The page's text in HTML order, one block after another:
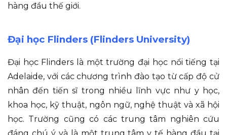
hàng đầu thế giới.
Đại học Flinders (Flinders University)
Đại học Flinders là một trường đại học nổi tiếng tại
Adelaide, với các chương trình đào tạo từ cấp độ cử
nhân đến tiến sĩ trong nhiều lĩnh vực như y học,
khoa học, kỹ thuật, ngôn ngữ, nghệ thuật và xã hội
học. Trường cũng có các trung tâm nghiên cứu